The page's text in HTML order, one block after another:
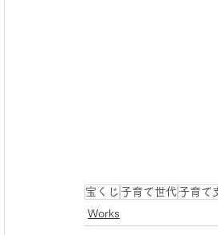
宝くじ 子育て世代 子育て
Works